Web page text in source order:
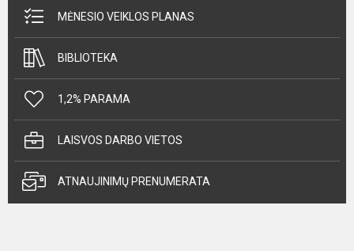
MĖNESIO VEIKLOS PLANAS
BIBLIOTEKA
1,2% PARAMA
LAISVOS DARBO VIETOS
ATNAUJINIMŲ PRENUMERATA